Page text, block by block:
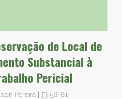
de Local de
Substancial à
Pericial
Pereira 56-61